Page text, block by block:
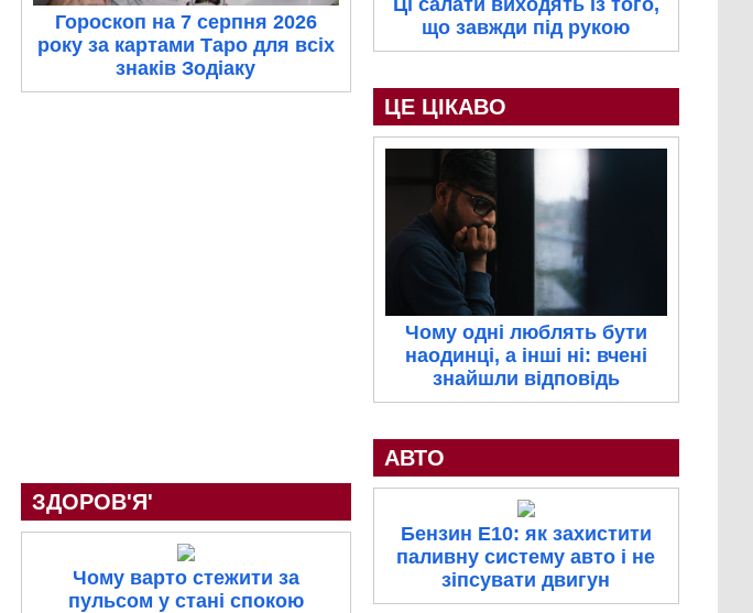
Гороскоп на 7 серпня 2026
року за картами Таро для всіх
знаків Зодіаку
ЗДОРОВ'Я'
Чому варто стежити за
пульсом у стані спокою
Ці салати виходять із того,
що завжди під рукою
ЦЕ ЦІКАВО
Чому одні люблять бути
наодинці, а інші ні: вчені
знайшли відповідь
АВТО
Бензин E10: як захистити
паливну систему авто і не
зіпсувати двигун